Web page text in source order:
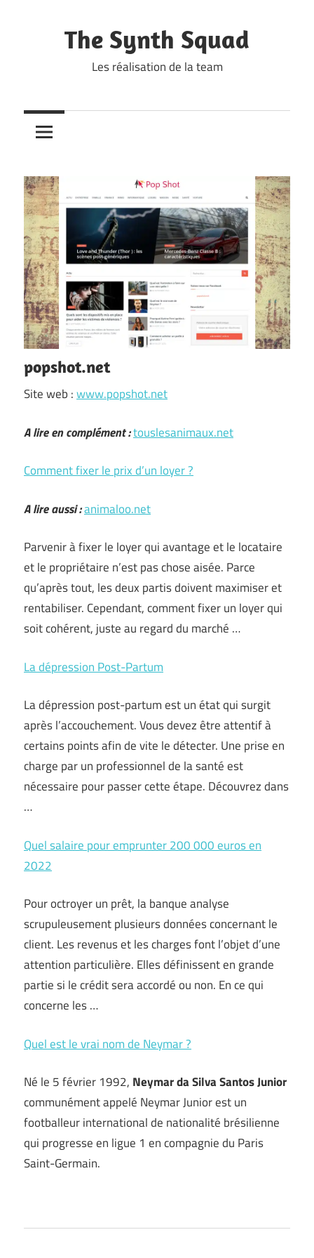
The Synth Squad
Les réalisation de la team
popshot.net
Site web :www.popshot.net
A lire en complément :touslesanimaux.net
Comment fixer le prix d’un loyer ?
A lire aussi :animaloo.net
Parvenir à fixer le loyer qui avantage et le locataire
et le propriétaire n’est pas chose aisée. Parce
qu’après tout, les deux partis doivent maximiser et
rentabiliser. Cependant, comment fixer un loyer qui
soit cohérent, juste au regard du marché …
La dépression Post-Partum
La dépression post-partum est un état qui surgit
après l’accouchement. Vous devez être attentif à
certains points afin de vite le détecter. Une prise en
charge par un professionnel de la santé est
nécessaire pour passer cette étape. Découvrez dans
…
Quel salaire pour emprunter 200 000 euros en
2022
Pour octroyer un prêt, la banque analyse
scrupuleusement plusieurs données concernant le
client. Les revenus et les charges font l’objet d’une
attention particulière. Elles définissent en grande
partie si le crédit sera accordé ou non. En ce qui
concerne les …
Quel est le vrai nom de Neymar ?
Né le 5 février 1992, Neymar da Silva Santos Junior
communément appelé Neymar Junior est un
footballeur international de nationalité brésilienne
qui progresse en ligue 1 en compagnie du Paris
Saint-Germain.